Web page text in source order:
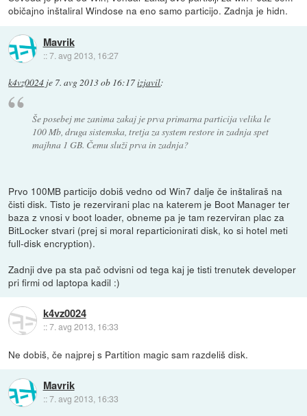
običajno inštaliral Windose na eno samo particijo. Zadnja je hidn.
Mavrik
::7. avg 2013, 16:27
k4vz0024 je 7. avg 2013 ob 16:17izjavil:
Še posebej me zanima zakaj je prva primarna particija velika le
100 Mb, druga sistemska, tretja za system restore in zadnja spet
majhna 1 GB. Čemu služi prva in zadnja?
Prvo 100MB particijo dobiš vedno od Win7 dalje če inštaliraš na
čisti disk. Tisto je rezervirani plac na katerem je Boot Manager ter
baza z vnosi v boot loader, obneme pa je tam rezerviran plac za
BitLocker stvari (prej si moral reparticionirati disk, ko si hotel meti
full-disk encryption).
Zadnji dve pa sta pač odvisni od tega kaj je tisti trenutek developer
pri firmi od laptopa kadil :)
k4vz0024
::7. avg 2013, 16:33
Ne dobiš, če najprej s Partition magic sam razdeliš disk.
Mavrik
::7. avg 2013, 16:33